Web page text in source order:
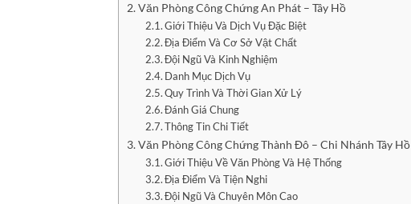
Văn Phòng Công Chứng An Phát – Tây Hồ
Giới Thiệu Và Dịch Vụ Đặc Biệt
Địa Điểm Và Cơ Sở Vật Chất
Đội Ngũ Và Kinh Nghiệm
Danh Mục Dịch Vụ
Quy Trình Và Thời Gian Xử Lý
Đánh Giá Chung
Thông Tin Chi Tiết
Văn Phòng Công Chứng Thành Đô – Chi Nhánh Tây Hồ
Giới Thiệu Về Văn Phòng Và Hệ Thống
Địa Điểm Và Tiện Nghi
Đội Ngũ Và Chuyên Môn Cao